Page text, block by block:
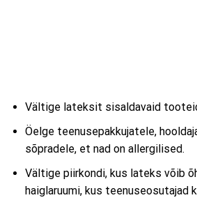
Vältige lateksit sisaldavaid
Öelge teenusepakkujatele,
sõpradele, et nad on allergilised.
Vältige piirkondi, kus lateks võib
haiglaruumi, kus teenuseosutajad